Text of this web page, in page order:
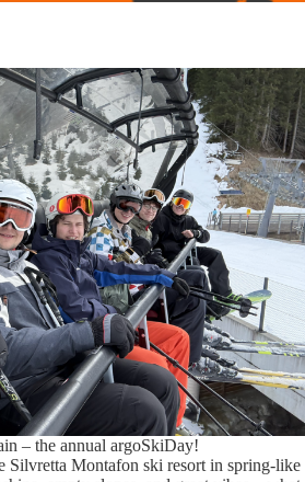
– the annual argoSkiDay!
Silvretta Montafon ski resort in spring-like